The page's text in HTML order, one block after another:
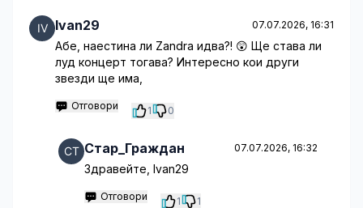
Ivan29 07.07.2026, 16:31
Абе, наестина ли Zandra идва?! 😲 Ще става ли
луд концерт тогава? Интересно кои други
звезди ще има,
Отговори 1 0
Стар_Граждан 07.07.2026, 16:32
Здравейте, Ivan29
Отговори 1 1